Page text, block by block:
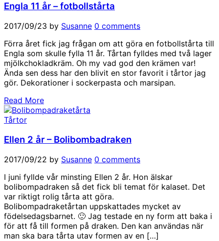
Engla 11 år – fotbollstårta
2017/09/23 by Susanne 0 comments
Förra året fick jag frågan om att göra en fotbollstårta till
Engla som skulle fylla 11 år. Tårtan fylldes med två lager
mjölkchokladkräm. Oh my vad god den krämen var!
Ända sen dess har den blivit en stor favorit i tårtor jag
gör. Dekorationer i sockerpasta och marsipan.
Read More
Tårtor
Ellen 2 år – Bolibombadraken
2017/09/22 by Susanne 0 comments
I juni fyllde vår minsting Ellen 2 år. Hon älskar
bolibompadraken så det fick bli temat för kalaset. Det
var riktigt rolig tårta att göra.
Bolibompadraketårtan uppskattades mycket av
födelsedagsbarnet. 🙂 Jag testade en ny form att baka i
för att få till formen på draken. Den kan användas när
man ska bara tårta utav formen av en […]